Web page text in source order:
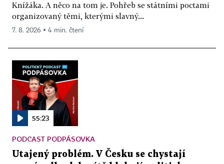
Knížáka. A něco na tom je. Pohřeb se státními poctami
organizovaný těmi, kterými slavný...
7. 8. 2026 ▪ 4 min. čtení
55:23
PODCAST PODPÁSOVKA
Utajený problém. V Česku se chystají